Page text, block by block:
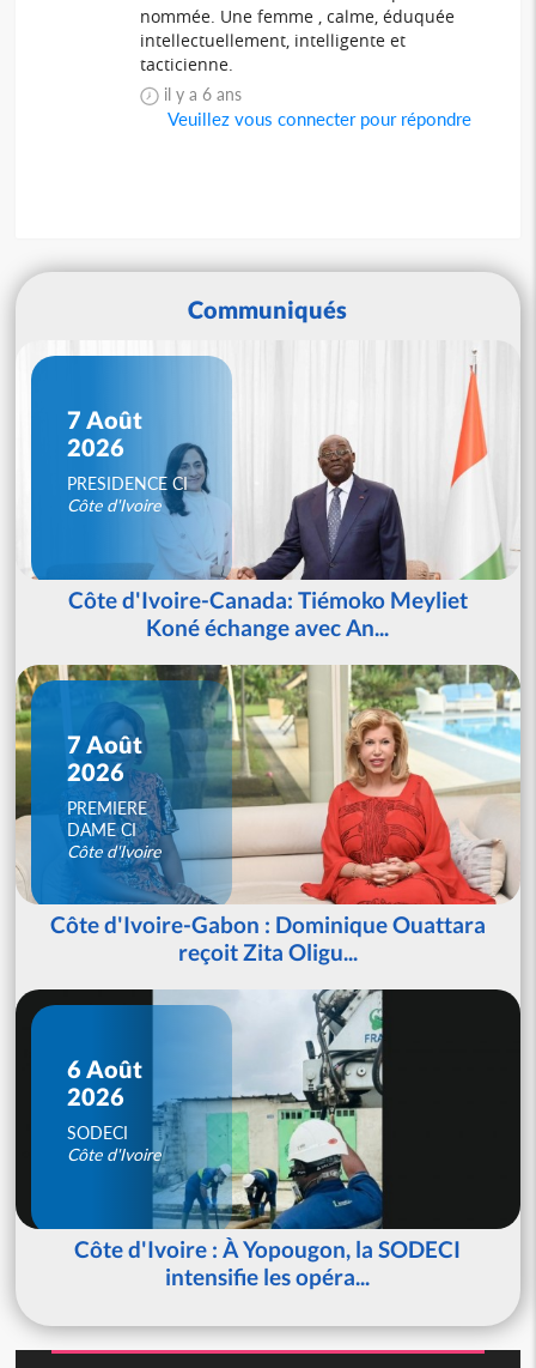
nommée. Une femme , calme, éduquée
intellectuellement, intelligente et
tacticienne.
il y a 6 ans
Veuillez vous connecter pour répondre
Communiqués
7 Août
2026
PRESIDENCE CI
Côte d'Ivoire
Côte d'Ivoire-Canada: Tiémoko Meyliet
Koné échange avec An...
7 Août
2026
PREMIERE
DAME CI
Côte d'Ivoire
Côte d'Ivoire-Gabon : Dominique Ouattara
reçoit Zita Oligu...
6 Août
2026
SODECI
Côte d'Ivoire
Côte d'Ivoire : À Yopougon, la SODECI
intensifie les opéra...